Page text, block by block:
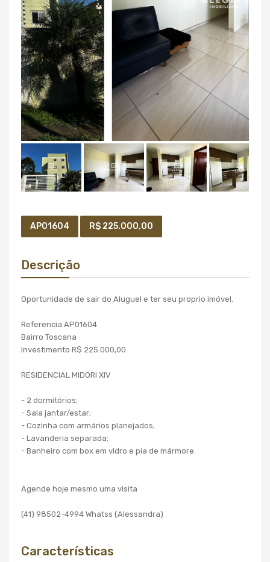
AP01604 R$ 225.000,00
Descrição
Oportunidade de sair do Aluguel e ter seu proprio imóvel.
Referencia AP01604
Bairro Toscana
Investimento R$ 225.000,00
RESIDENCIAL MIDORI XIV
- 2 dormitórios;
- Sala jantar/estar;
- Cozinha com armários planejados;
- Lavanderia separada;
- Banheiro com box em vidro e pia de mármore.
Agende hoje mesmo uma visita
(41) 98502-4994 Whatss (Alessandra)
Características